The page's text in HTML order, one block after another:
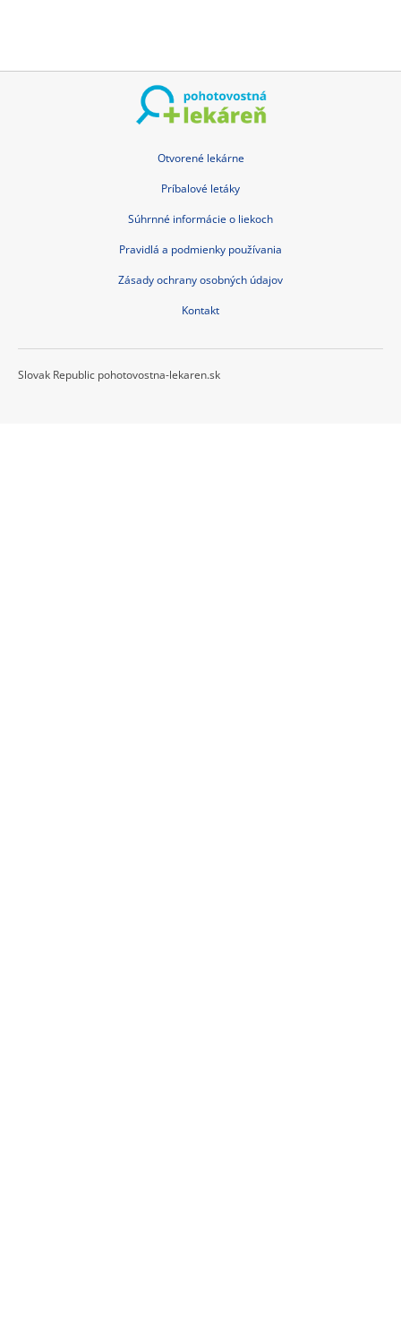
Otvorené lekárne
Príbalové letáky
Súhrnné informácie o liekoch
Pravidlá a podmienky používania
Zásady ochrany osobných údajov
Kontakt
Slovak Republic pohotovostna-lekaren.sk